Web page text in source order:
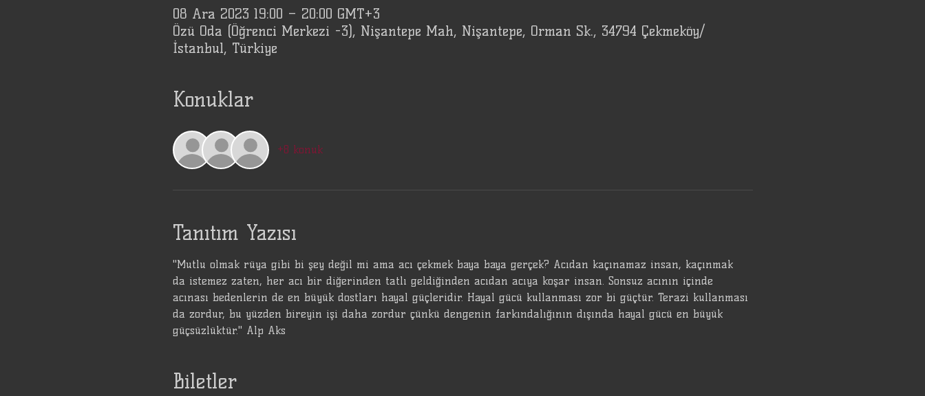
08 Ara 2023 19:00 – 20:00 GMT+3
Özü Oda (Öğrenci Merkezi -3), Nişantepe Mah, Nişantepe, Orman Sk., 34794 Çekmeköy/
İstanbul, Türkiye
Konuklar
+8 konuk
Tanıtım Yazısı
"Mutlu olmak rüya gibi bi şey değil mi ama acı çekmek baya baya gerçek? Acıdan kaçınamaz insan, kaçınmak
da istemez zaten, her acı bir diğerinden tatlı geldiğinden acıdan acıya koşar insan. Sonsuz acının içinde
acınası bedenlerin de en büyük dostları hayal güçleridir. Hayal gücü kullanması zor bi güçtür. Terazi kullanması
da zordur, bu yüzden bireyin işi daha zordur çünkü dengenin farkındalığının dışında hayal gücü en büyük
güçsüzlüktür." Alp Aks
Biletler